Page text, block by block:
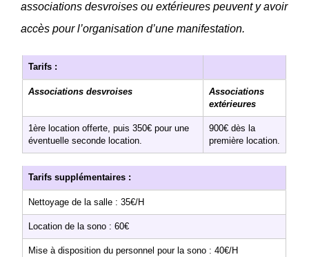
associations desvroises ou extérieures peuvent y avoir
accès pour l’organisation d’une manifestation.
Tarifs :
Associations desvroises
Associations
extérieures
1ère location offerte, puis 350€ pour une
éventuelle seconde location.
900€ dès la
première location.
Tarifs supplémentaires :
Nettoyage de la salle : 35€/H
Location de la sono : 60€
Mise à disposition du personnel pour la sono : 40€/H